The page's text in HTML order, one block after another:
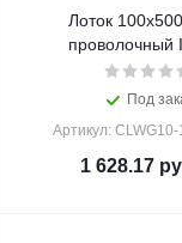
Лоток
проволочный
Под
Артикул:
1 628.17